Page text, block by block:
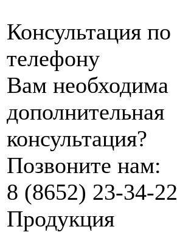
Консультация по
телефону
Вам необходима
дополнительная
консультация?
Позвоните нам:
8 (8652) 23-34-22
Продукция